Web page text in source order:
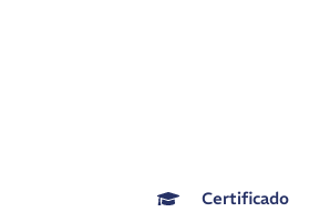
Certificado